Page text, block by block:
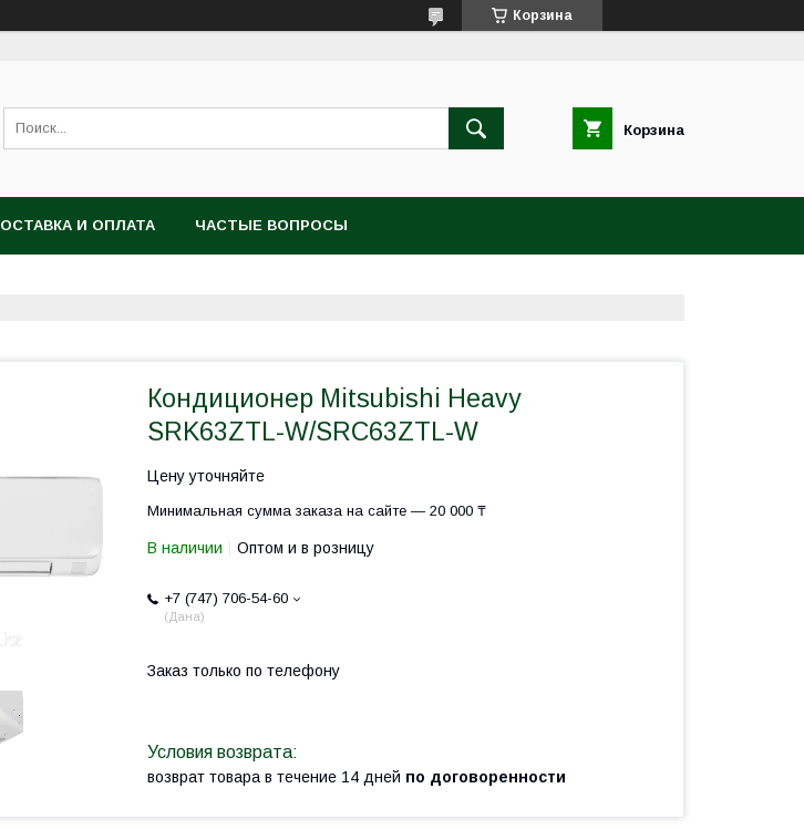
Корзина
Корзина
И ОПЛАТА ЧАСТЫЕ ВОПРОСЫ
Кондиционер Mitsubishi Heavy
SRK63ZTL-W/SRC63ZTL-W
Цену уточняйте
Минимальная сумма заказа на сайте — 20 000 ₸
В наличии Оптом и в розницу
+7 (747) 706-54-60
Дана
Заказ только по телефону
возврат товара в течение 14 дней по договоренности